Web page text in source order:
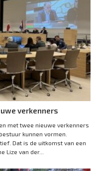
verkenners
met twee nieuwe verkenners
kunnen vormen.
Dat is de uitkomst van een
Lize van der...